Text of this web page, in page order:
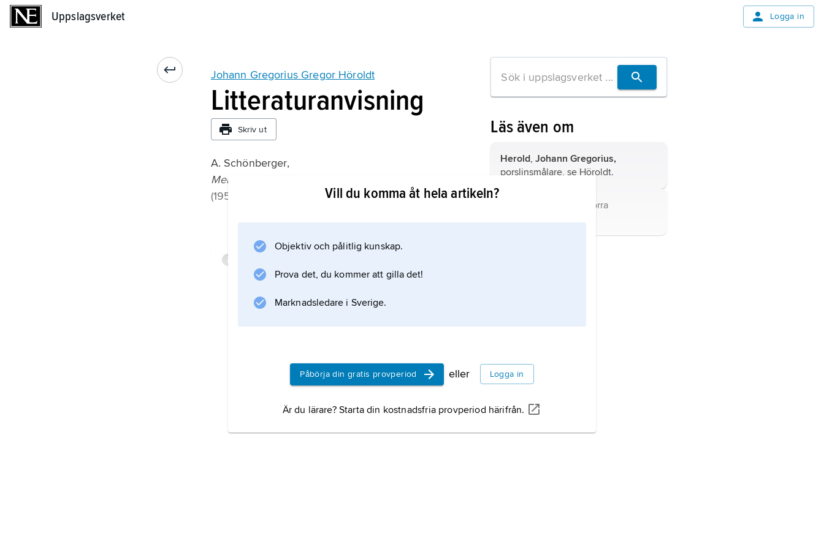
Uppslagsverket Logga in
Johann Gregorius Gregor Höroldt
Litteraturanvisning
Skriv ut
A. Schönberger,
Meissener Porzellan mit Höroldt-Malerei
(1953);
Vill du komma åt hela artikeln?
Objektiv och pålitlig kunskap.
Prova det, du kommer att gilla det!
Marknadsledare i Sverige.
Påbörja din gratis provperiod eller Logga in
Är du lärare? Starta din kostnadsfria provperiod härifrån.
Läs även om
Herold,Johann Gregorius,
porslinsmålare, se Höroldt.
republik i norra